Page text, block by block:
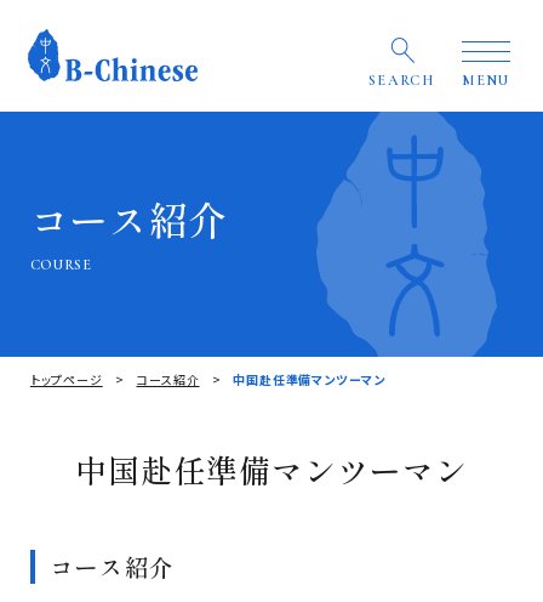
SEARCH MENU
コース紹介
COURSE
トップページ コース紹介 中国赴任準備マンツーマン
中国赴任準備マンツーマン
コース紹介